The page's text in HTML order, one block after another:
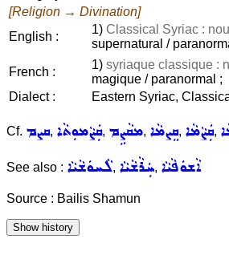
[Religion → Divination]
English :
1) Classical Syriac :
supernatural /
French :
1) syriaque classique :
magique / paranormal ;
Dialect :
Eastern Syriac,
Cf. ܩܨܡ, ܩܲܨܵܡܘܼܬܵܐ, ܡܩܵܨܹܡ, ܩܸܨܡܵܐ, ܩܲܨܵܡܵܐ,
See also : ܠܵܚܘܿܫܵܝܵܐ, ܚܲܪܵܫܵܝܵܐ, ܐܵܫܘܿܦܵܝܵܐ
Source : Bailis Shamun